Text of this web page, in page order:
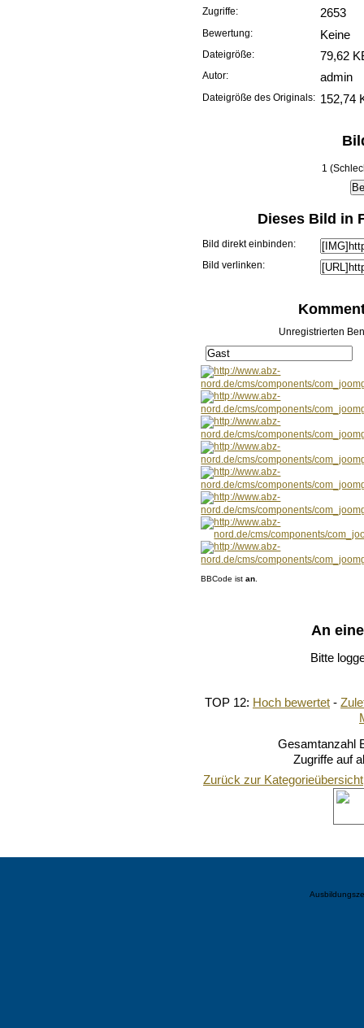
Zugriffe: 2653
Bewertung: Keine
Dateigröße: 79,62
Autor: admin
Dateigröße des Originals: 152,74
1
Dieses Bild in
Bild direkt einbinden:
Bild verlinken:
Unregistrierten
BBCode istan
An
Bitte
TOP 12: Hoch bewertet -
Gesamtanzahl
Zugriffe auf
Zurück zur Kategorieübersicht